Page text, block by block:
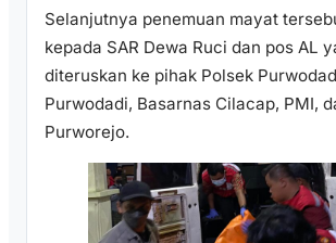
Selanjutnya penemuan mayat
kepada SAR Dewa Ruci dan pos AL
diteruskan ke pihak Polsek
Purwodadi, Basarnas Cilacap, PMI,
Purworejo.